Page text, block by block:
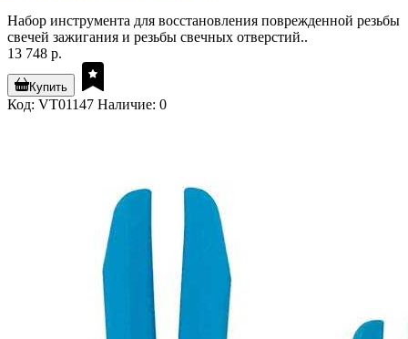
Набор инструмента для восстановления поврежденной резьбы
свечей зажигания и резьбы свечных отверстий..
13 748 р.
Купить
Код: VT01147 Наличие: 0